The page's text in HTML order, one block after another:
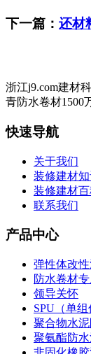
下一篇： 还材
浙江j9.com建材
青防水卷材1500
快速导航
关于我们
装修建材知
装修建材
联系我们
产品中心
弹性体改
防水卷材
领导关怀
SPU（单
聚合物水泥
聚氨酯防水